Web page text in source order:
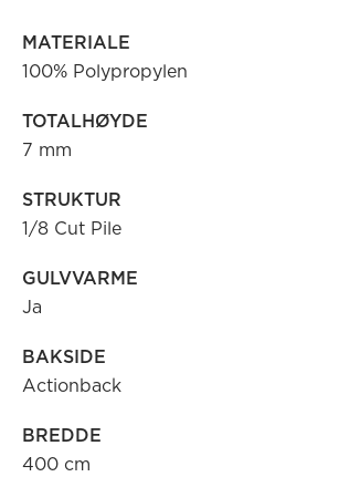
MATERIALE
100% Polypropylen
TOTALHØYDE
7 mm
STRUKTUR
1/8 Cut Pile
GULVVARME
Ja
BAKSIDE
Actionback
BREDDE
400 cm